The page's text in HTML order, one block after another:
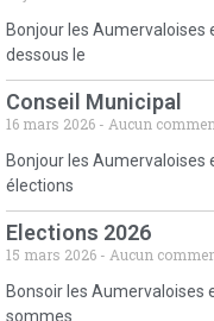
Bonjour les Aumervaloises
dessous le
Conseil Municipal
16 mars 2026
Aucun
Bonjour les Aumervaloises
élections
Elections 2026
15 mars 2026
Aucun
Bonsoir les Aumervaloises
sommes